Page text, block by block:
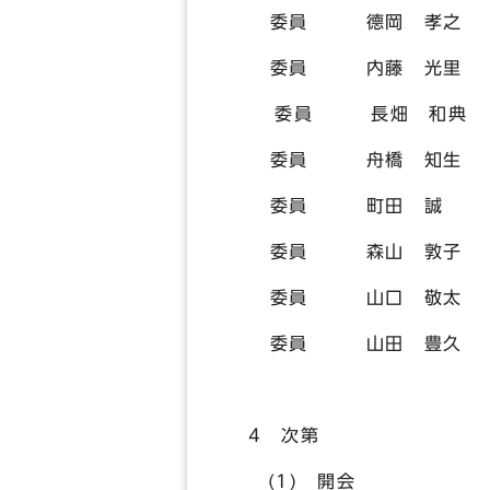
委員 德岡 孝之 （
委員 内藤 光里
委員 長畑 和典
委員 舟橋 知生
委員 町田 誠
委員 森山 敦子
委員 山口 敬太
委員 山田 豊久
4 次第
(1) 開会